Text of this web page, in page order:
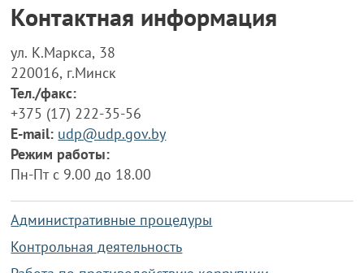
Контактная информация
ул. К.Маркса, 38
220016, г.Минск
Тел./факс:
+375 (17) 222-35-56
E-mail: udp@udp.gov.by
Режим работы:
Пн-Пт с 9.00 до 18.00
Административные процедуры
Контрольная деятельность